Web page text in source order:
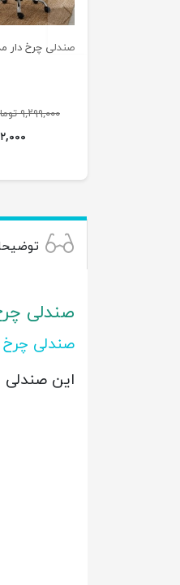
صندلی چرخ دار
۹,۲۹۹,۰۰۰ تومان
previus
صندلی
صندلی چرخ
این صندلی